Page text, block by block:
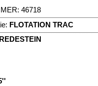
46718
FLOTATION TRAC